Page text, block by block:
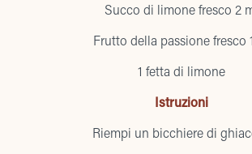
Succo di limone fresco 2
Frutto della passione fresco
1 fetta di limone
Istruzioni
Riempi un bicchiere di